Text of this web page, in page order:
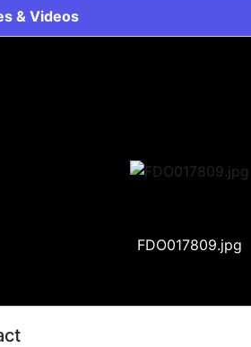
& Videos
FDO017809.jpg